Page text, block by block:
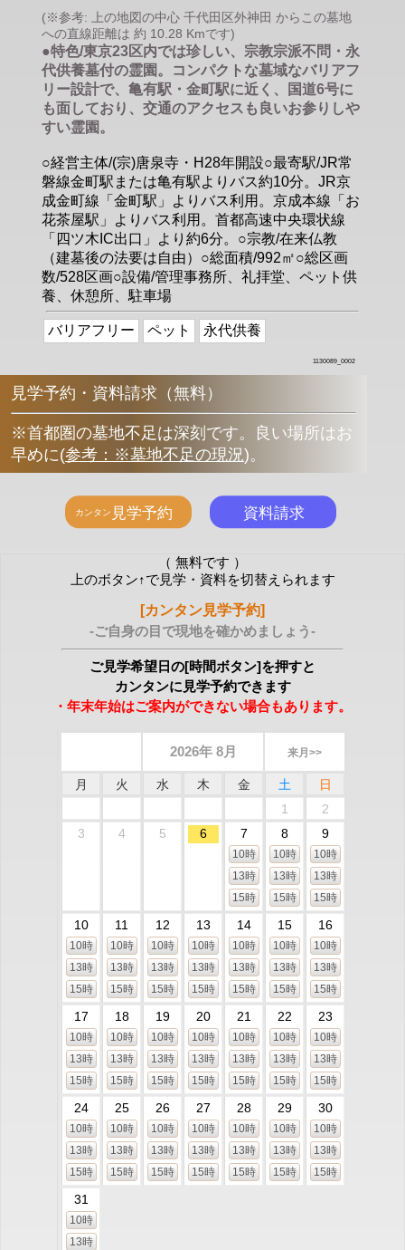
(※参考: 上の地図の中心 千代田区外神田 からこの墓地
への直線距離は 約 10.28 Kmです)
●特色/東京23区内では珍しい、宗教宗派不問・永
代供養墓付の霊園。コンパクトな墓域なバリアフ
リー設計で、亀有駅・金町駅に近く、国道6号に
も面しており、交通のアクセスも良いお参りしや
すい霊園。
○経営主体/(宗)唐泉寺・H28年開設○最寄駅/JR常
磐線金町駅または亀有駅よりバス約10分。JR京
成金町線「金町駅」よりバス利用。京成本線「お
花茶屋駅」よりバス利用。首都高速中央環状線
「四ツ木IC出口」より約6分。○宗教/在来仏教
（建墓後の法要は自由）○総面積/992㎡○総区画
数/528区画○設備/管理事務所、礼拝堂、ペット供
養、休憩所、駐車場
バリアフリー ペット 永代供養
1130089_0002
見学予約・資料請求（無料）
※首都圏の墓地不足は深刻です。良い場所はお
早めに(参考：※墓地不足の現況)。
（ 無料です ）
上のボタン↑で見学・資料を切替えられます
[カンタン見学予約]
-ご自身の目で現地を確かめましょう-
ご見学希望日の[時間ボタン]を押すと
カンタンに見学予約できます
・年末年始はご案内ができない場合もあります。
2026年 8月 来月>>
月 火 水 木 金 土
日
1
2
3
4 5 6 7
10時
13時
15時
8
10時
13時
15時
9
10時
13時
15時
10
10時
13時
15時
11
10時
13時
15時
12
10時
13時
15時
13
10時
13時
15時
14
10時
13時
15時
15
10時
13時
15時
16
10時
13時
15時
17
10時
13時
15時
18
10時
13時
15時
19
10時
13時
15時
20
10時
13時
15時
21
10時
13時
15時
22
10時
13時
15時
23
10時
13時
15時
24
10時
13時
15時
25
10時
13時
15時
26
10時
13時
15時
27
10時
13時
15時
28
10時
13時
15時
29
10時
13時
15時
30
10時
13時
15時
31
10時
13時